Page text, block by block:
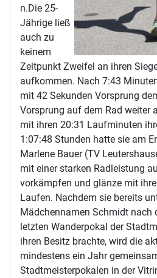
n.Die 25-
Jährige ließ
auch zu
keinem
Zeitpunkt Zweifel an ihren
aufkommen. Nach 7:43
mit 42 Sekunden Vorsprung
Vorsprung auf dem Rad weiter
mit ihren 20:31 Laufminuten
1:07:48 Stunden hatte sie am
Marlene Bauer (TV
mit einer starken Radleistung
vorkämpfen und glänze mit
Laufen. Nachdem sie bereits
Mädchennamen Schmidt nach
letzten Wanderpokal der
ihren Besitz brachte, wird die
mindestens ein Jahr
Stadtmeisterpokalen in der